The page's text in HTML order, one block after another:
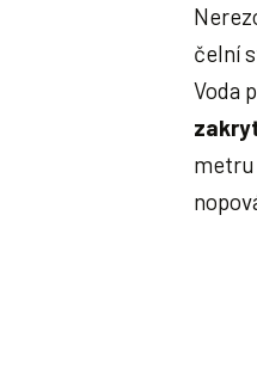
čelní
Voda
metru